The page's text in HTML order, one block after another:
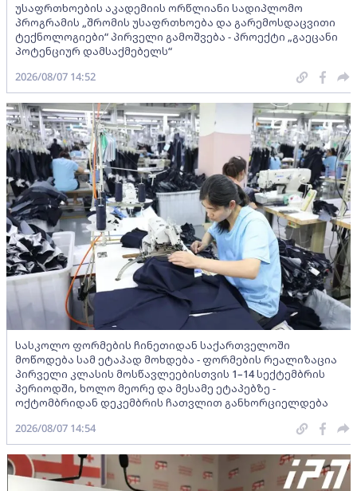
უსაფრთხოების აკადემიის ორწლიანი სადიპლომო
პროგრამის „შრომის უსაფრთხოება და გარემოსდაცვითი
ტექნოლოგიები“ პირველი გამოშვება - პროექტი „გაეცანი
პოტენციურ დამსაქმებელს“
2026/08/07 14:52
სასკოლო ფორმების ჩინეთიდან საქართველოში
მოწოდება სამ ეტაპად მოხდება - ფორმების რეალიზაცია
პირველი კლასის მოსწავლეებისთვის 1–14 სექტემბრის
პერიოდში, ხოლო მეორე და მესამე ეტაპებზე -
ოქტომბრიდან დეკემბრის ჩათვლით განხორციელდება
2026/08/07 14:54